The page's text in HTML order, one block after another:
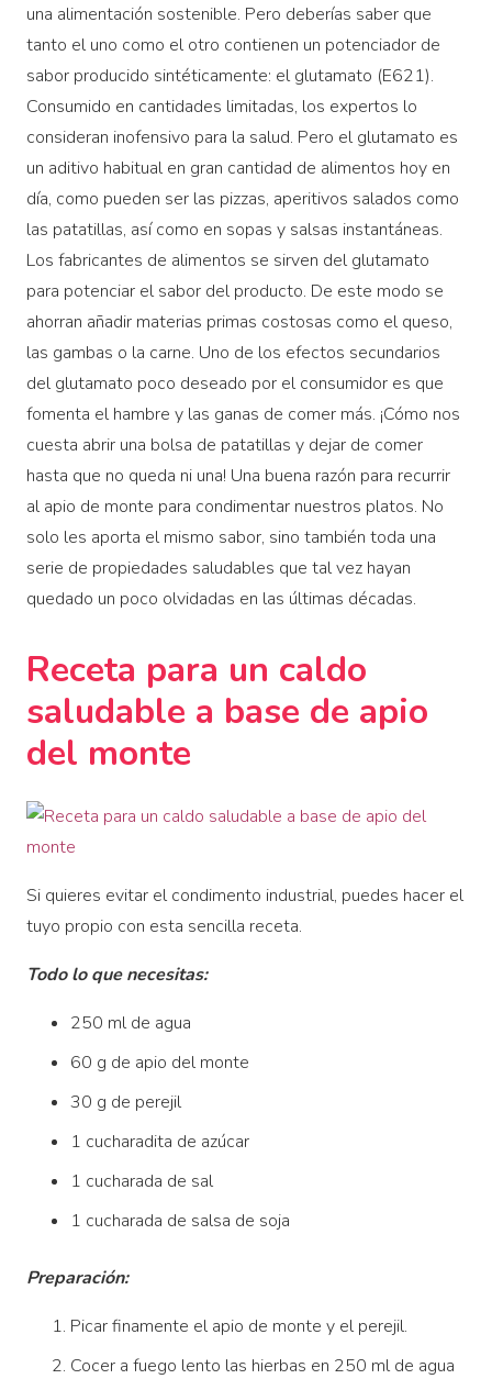
una alimentación sostenible. Pero deberías saber que
tanto el uno como el otro contienen un potenciador de
sabor producido sintéticamente: el glutamato (E621).
Consumido en cantidades limitadas, los expertos lo
consideran inofensivo para la salud. Pero el glutamato es
un aditivo habitual en gran cantidad de alimentos hoy en
día, como pueden ser las pizzas, aperitivos salados como
las patatillas, así como en sopas y salsas instantáneas.
Los fabricantes de alimentos se sirven del glutamato
para potenciar el sabor del producto. De este modo se
ahorran añadir materias primas costosas como el queso,
las gambas o la carne. Uno de los efectos secundarios
del glutamato poco deseado por el consumidor es que
fomenta el hambre y las ganas de comer más. ¡Cómo nos
cuesta abrir una bolsa de patatillas y dejar de comer
hasta que no queda ni una! Una buena razón para recurrir
al apio de monte para condimentar nuestros platos. No
solo les aporta el mismo sabor, sino también toda una
serie de propiedades saludables que tal vez hayan
quedado un poco olvidadas en las últimas décadas.
Receta para un caldo
saludable a base de apio
del monte
Si quieres evitar el condimento industrial, puedes hacer el
tuyo propio con esta sencilla receta.
Todo lo que necesitas:
250 ml de agua
60 g de apio del monte
30 g de perejil
1 cucharadita de azúcar
1 cucharada de sal
1 cucharada de salsa de soja
Preparación:
Picar finamente el apio de monte y el perejil.
Cocer a fuego lento las hierbas en 250 ml de agua